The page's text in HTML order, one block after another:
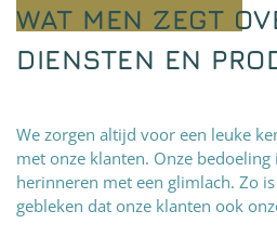
WAT MEN ZEGT
DIENSTEN EN
We zorgen altijd voor een leuke
met onze klanten. Onze
herinneren met een glimlach. Zo
gebleken dat onze klanten ook